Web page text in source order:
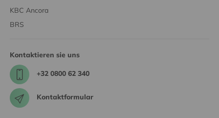
KBC Ancora
BRS
Kontaktieren sie uns
+32 0800 62 340
Kontaktformular